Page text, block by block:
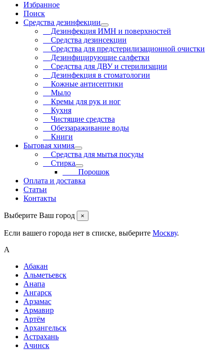
Избранное
Поиск
Средства дезинфекции
Дезинфекция ИМН и поверхностей
Средства дезинсекции
Средства для предстерилизационной очистки
Дезинфицирующие салфетки
Средства для ДВУ и cтерилизации
Дезинфекция в стоматологии
Кожные антисептики
Мыло
Кремы для рук и ног
Кухня
Чистящие средства
Обеззараживание воды
Книги
Бытовая химия
Средства для мытья посуды
Стирка
Порошок
Оплата и доставка
Статьи
Контакты
Выберите Ваш город ×
Если вашего города нет в списке, выберите Москву.
А
Абакан
Альметьевск
Анапа
Ангарск
Арзамас
Армавир
Артём
Архангельск
Астрахань
Ачинск